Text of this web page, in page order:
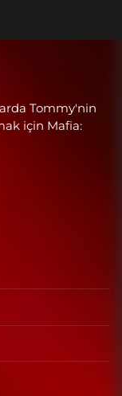
Tommy'nin
için Mafia: